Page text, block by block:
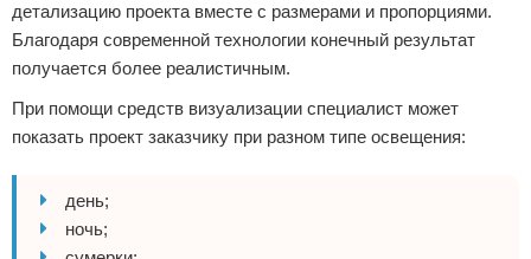
детализацию проекта вместе с размерами и пропорциями.
Благодаря современной технологии конечный результат
получается более реалистичным.
При помощи средств визуализации специалист может
показать проект заказчику при разном типе освещения:
день;
ночь;